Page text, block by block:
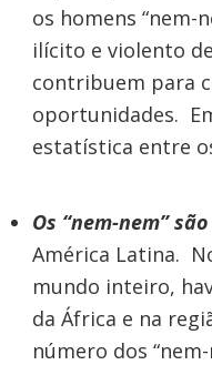
os homens “nem-
ilícito e violento
contribuem para
oportunidades.
estatística entre
Os “nem-nem”
América Latina.
mundo inteiro,
da África e na
número dos